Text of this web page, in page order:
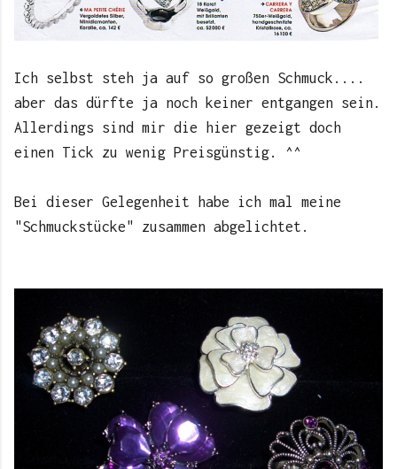
Ich selbst steh ja auf so großen Schmuck....
aber das dürfte ja noch keiner entgangen sein.
Allerdings sind mir die hier gezeigt doch
einen Tick zu wenig Preisgünstig. ^^
Bei dieser Gelegenheit habe ich mal meine
"Schmuckstücke" zusammen abgelichtet.